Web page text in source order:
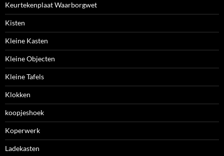
Keurtekenplaat Waarborgwet
Kisten
Kleine Kasten
Kleine Objecten
Kleine Tafels
Klokken
koopjeshoek
Koperwerk
Ladekasten